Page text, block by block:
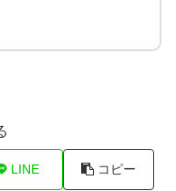
LINE コピー